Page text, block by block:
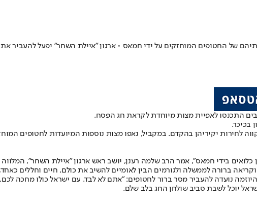
של החטופים המוחזקים על ידי חמאס • ארגון "איילת השחר" יפעל להעביר
התכנסו לאפיית מצות מיוחדת לקראת חג הפסח.
בכיכר.
לחירות יקיריהן בהקדם. במקביל, נאפו מצות נוספות המיועדות לחטופים
ברורה לממשלה ולגורמים הבין לאומיים להשיב את כולם, חיים וחללים
נועדה להעביר מסר ברור לחטופים: "אתם לא לבד. עם ישראל כולו מחכה
יוכל לשבת סביב שולחן החג בלב שלם.